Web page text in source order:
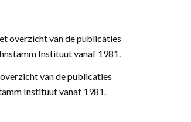
overzicht van de publicaties
Instituutvanaf 1981.